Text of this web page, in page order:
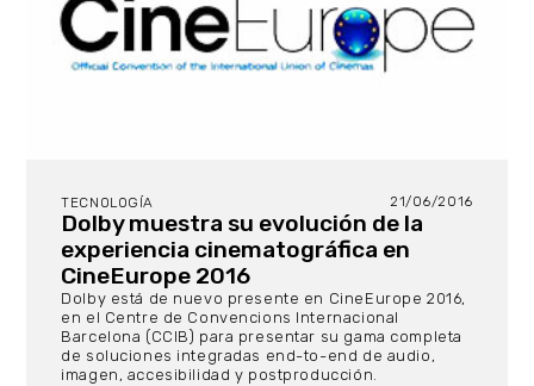
TECNOLOGÍA 21/06/2016
Dolby muestra su evolución de la
experiencia cinematográfica en
CineEurope 2016
Dolby está de nuevo presente en CineEurope 2016,
en el Centre de Convencions Internacional
Barcelona (CCIB) para presentar su gama completa
de soluciones integradas end-to-end de audio,
imagen, accesibilidad y postproducción.